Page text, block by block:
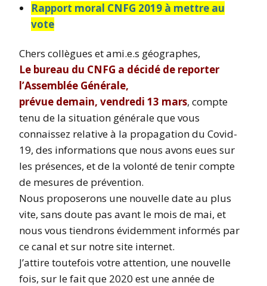
Rapport moral CNFG 2019 à mettre au
vote
Chers collègues et ami.e.s géographes,
Le bureau du CNFG a décidé de reporter
l’Assemblée Générale,
prévue demain, vendredi 13 mars, compte
tenu de la situation générale que vous
connaissez relative à la propagation du Covid-
19, des informations que nous avons eues sur
les présences, et de la volonté de tenir compte
de mesures de prévention.
Nous proposerons une nouvelle date au plus
vite, sans doute pas avant le mois de mai, et
nous vous tiendrons évidemment informés par
ce canal et sur notre site internet.
J’attire toutefois votre attention, une nouvelle
fois, sur le fait que 2020 est une année de